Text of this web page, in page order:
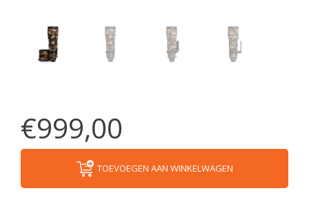
€999,00
TOEVOEGEN AAN WINKELWAGEN